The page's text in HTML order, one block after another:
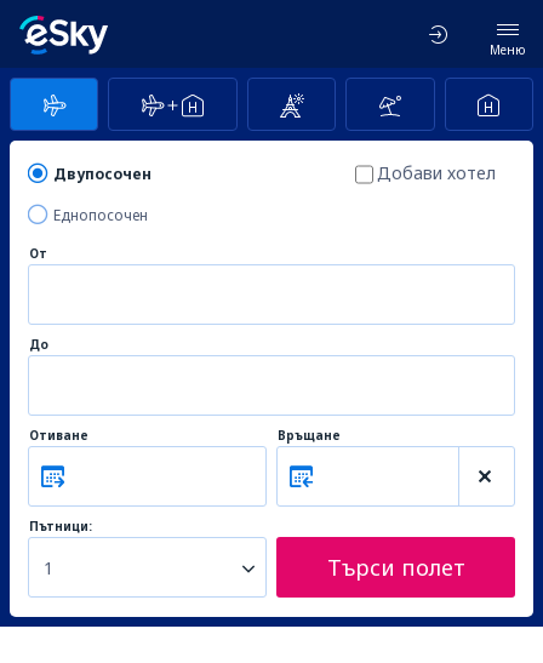
Меню
Двупосочен
Еднопосочен
Добави хотел
От
До
Отиване Връщане
Пътници:
1 Търси полет